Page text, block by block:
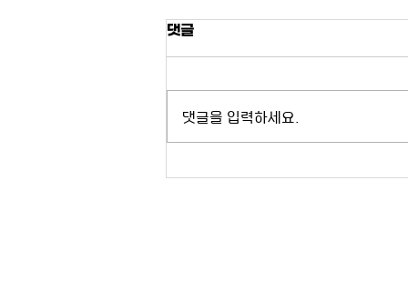
[연구원 소식] 2021년 2월
[통일연구원 공동출간저널 JTMS
MacFarland 출판사를 통해 공동 출
간하고 있는 Journal of
댓글
댓글을 입력하세요.